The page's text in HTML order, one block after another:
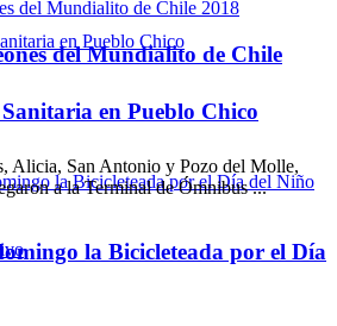
en Pueblo Chico
la Bicicleteada por el Día
del Mundialito de Chile
Alicia, San Antonio y Pozo del Molle,
a la Terminal de Ómnibus ...